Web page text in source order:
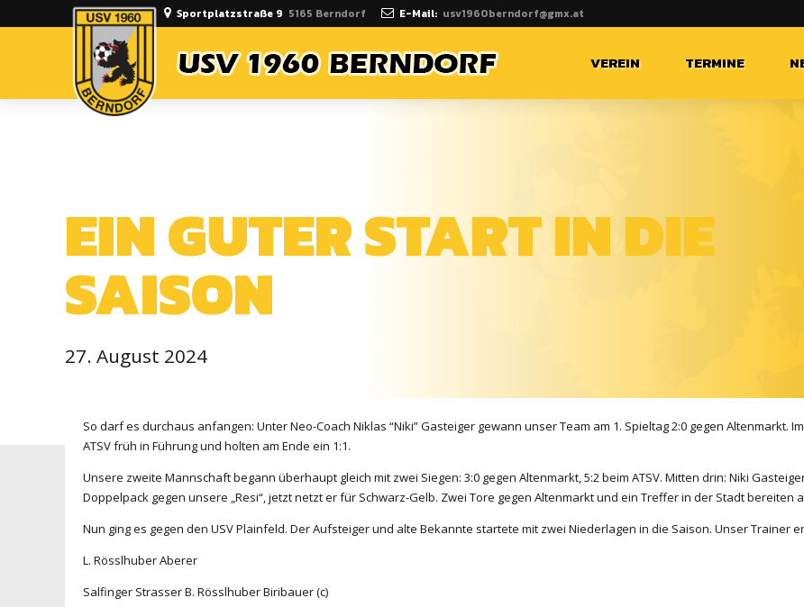
Sportplatzstraße 9 5165 Berndorf E-Mail: usv1960berndorf@gmx.at
VEREIN TERMINE
EIN GUTER START IN DIE
SAISON
27. August 2024
So darf es durchaus anfangen: Unter Neo-Coach Niklas “Niki” Gasteiger gewann unser Team am 1. Spieltag 2:0 gegen Altenmarkt.
ATSV früh in Führung und holten am Ende ein 1:1.
Unsere zweite Mannschaft begann überhaupt gleich mit zwei Siegen: 3:0 gegen Altenmarkt, 5:2 beim ATSV. Mitten drin: Niki
Doppelpack gegen unsere „Resi“, jetzt netzt er für Schwarz-Gelb. Zwei Tore gegen Altenmarkt und ein Treffer in der Stadt bereiten
Nun ging es gegen den USV Plainfeld. Der Aufsteiger und alte Bekannte startete mit zwei Niederlagen in die Saison. Unser Trainer
L. Rösslhuber Aberer
Salfinger Strasser B. Rösslhuber Biribauer (c)